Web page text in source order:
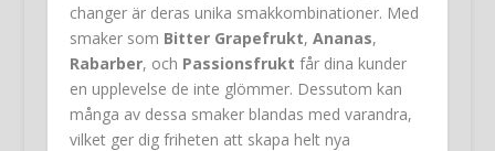
changer är deras unika smakkombinationer. Med
smaker som Bitter Grapefrukt, Ananas,
Rabarber, och Passionsfrukt får dina kunder
en upplevelse de inte glömmer. Dessutom kan
många av dessa smaker blandas med varandra,
vilket ger dig friheten att skapa helt nya